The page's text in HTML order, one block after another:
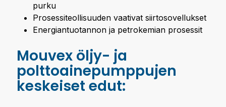
purku
Prosessiteollisuuden vaativat siirtosovellukset
Energiantuotannon ja petrokemian prosessit
Mouvex öljy- ja
polttoainepumppujen
keskeiset edut: